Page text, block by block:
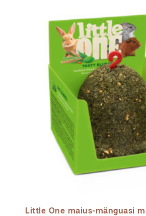
Little One maius-mänguasi